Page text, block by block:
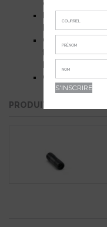
de 24 po (Item
hauteur.
Offre une
terme du fait
Couleur: Kaki
PRODUITS QUI